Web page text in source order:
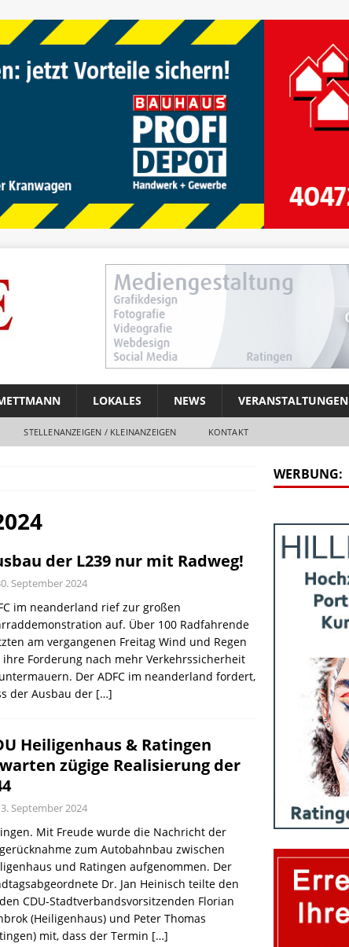
LOKALES NEWS VERANSTALTUNGEN
STELLENANZEIGEN / KLEINANZEIGEN KONTAKT
der L239 nur mit Radweg!
September 2024
im neanderland rief zur großen
auf. Über 100 Radfahrende
am vergangenen Freitag Wind und Regen
ihre Forderung nach mehr Verkehrssicherheit
Der ADFC im neanderland fordert,
der Ausbau der […]
Heiligenhaus & Ratingen
zügige Realisierung der
September 2024
Mit Freude wurde die Nachricht der
zum Autobahnbau zwischen
und Ratingen aufgenommen. Der
Dr. Jan Heinisch teilte den
CDU-Stadtverbandsvorsitzenden Florian
(Heiligenhaus) und Peter Thomas
mit, dass der Termin […]
WERBUNG: